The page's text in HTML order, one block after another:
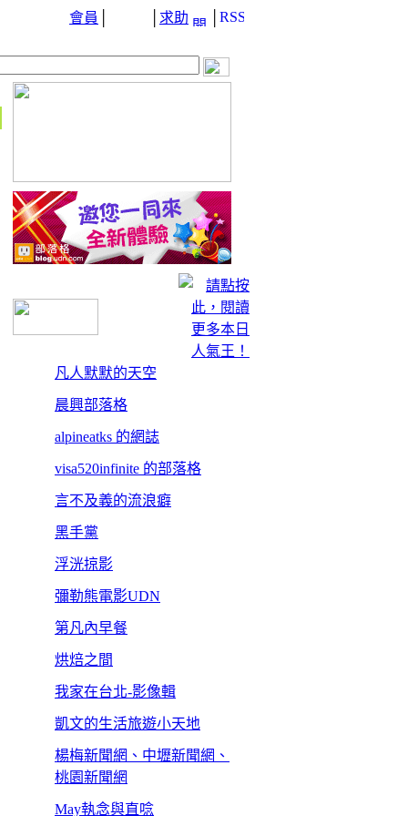
會員 求助
凡人默默的天空
晨興部落格
alpineatks 的網誌
visa520infinite 的部落格
言不及義的流浪癖
黑手黨
浮洸掠影
彌勒熊電影UDN
第凡內早餐
烘焙之間
我家在台北-影像輯
凱文的生活旅遊小天地
楊梅新聞網、中壢新聞網、
桃園新聞網
May執念與直唸